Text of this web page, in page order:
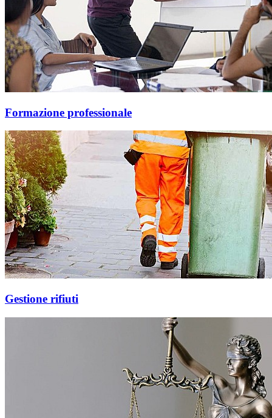
Formazione professionale
Gestione rifiuti